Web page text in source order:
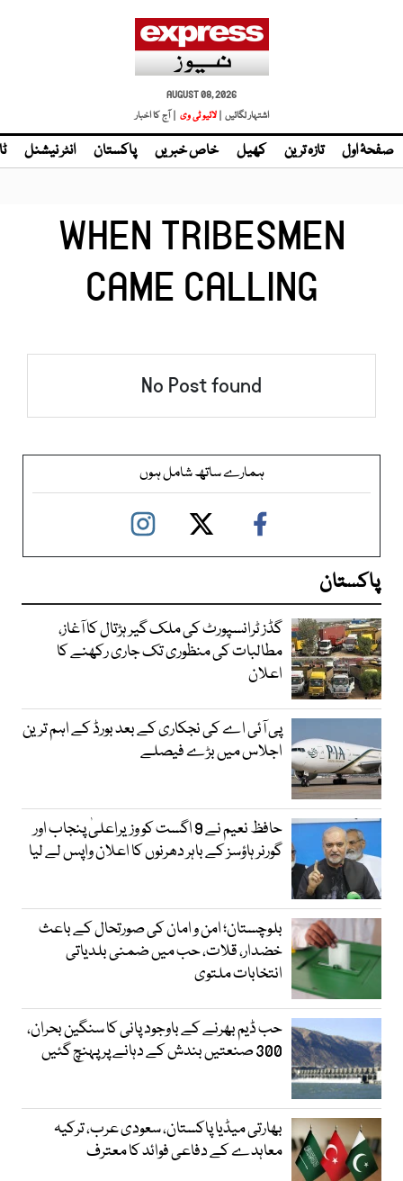
AUGUST 08, 2026
اشتہار لگائیں |
| آج کا اخبار
صفحۂ اول تازہ ترین کھیل خاص خبریں پاکستان انٹر نیشنل
WHEN TRIBESMEN
CAME CALLING
No Post found
ہمارے ساتھ شامل ہوں
پاکستان
گڈز ٹرانسپورٹ کی ملک گیر ہڑتال کا آغاز،
مطالبات کی منظوری تک جاری رکھنے کا
اعلان
پی آئی اے کی نجکاری کے بعد بورڈ کے اہم ترین
اجلاس میں بڑے فیصلے
حافظ نعیم نے 9 اگست کو وزیراعلیٰ پنجاب اور
گورنر ہاؤسز کے باہر دھرنوں کا اعلان واپس لے لیا
بلوچستان؛ امن و امان کی صورتحال کے باعث
خضدار، قلات، حب میں ضمنی بلدیاتی
انتخابات ملتوی
حب ڈیم بھرنے کے باوجود پانی کا سنگین بحران،
300 صنعتیں بندش کے دہانے پر پہنچ گئیں
بھارتی میڈیا پاکستان، سعودی عرب، ترکیہ
معاہدے کے دفاعی فوائد کا معترف